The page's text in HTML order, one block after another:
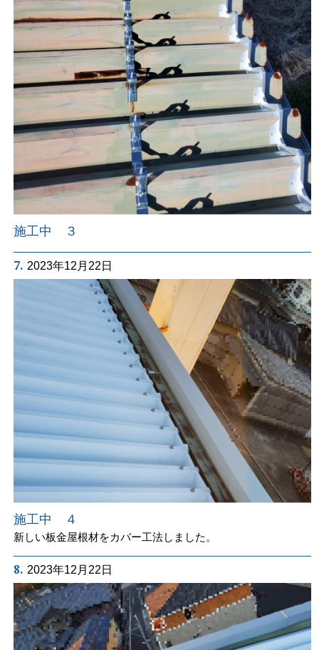
施工中 ３
7. 2023年12月22日
施工中 ４
新しい板金屋根材をカバー工法しました。
8. 2023年12月22日